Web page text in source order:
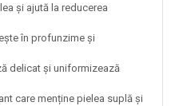
și ajută la reducerea
în profunzime și
delicat și uniformizează
care menține pielea suplă și